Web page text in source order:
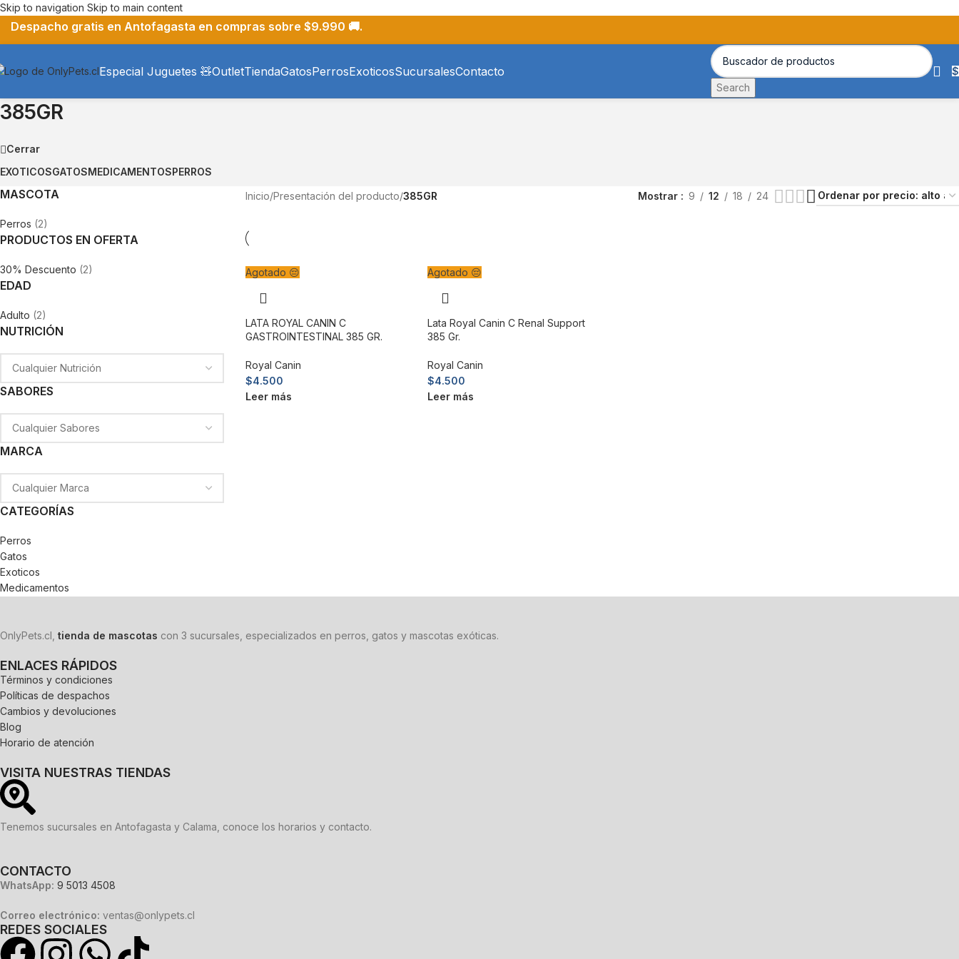
Skip to navigation Skip to main content
Despacho gratis en Antofagasta en compras sobre $9.990 🚚.
Especial Juguetes 🧸OutletTiendaGatosPerrosExoticosSucursalesContacto
Search
$
385GR
Cerrar
EXOTICOSGATOSMEDICAMENTOSPERROS
MASCOTA
Perros (2)
PRODUCTOS EN OFERTA
30% Descuento (2)
EDAD
Adulto (2)
NUTRICIÓN
SABORES
MARCA
CATEGORÍAS
Perros
Gatos
Exoticos
Medicamentos
Inicio/Presentación del producto/385GR Mostrar 9 12 18 24
Agotado 😔
LATA ROYAL CANIN C
GASTROINTESTINAL 385 GR.
Royal Canin
$4.500
Leer más
Agotado 😔
Lata Royal Canin C Renal Support
385 Gr.
Royal Canin
$4.500
Leer más
OnlyPets.cl, tienda de mascotas con 3 sucursales, especializados en perros, gatos y mascotas exóticas.
ENLACES RÁPIDOS
Términos y condiciones
Políticas de despachos
Cambios y devoluciones
Blog
Horario de atención
VISITA NUESTRAS TIENDAS
Tenemos sucursales en Antofagasta y Calama, conoce los horarios y contacto.
CONTACTO
WhatsApp: 9 5013 4508
Correo electrónico: ventas@onlypets.cl
REDES SOCIALES